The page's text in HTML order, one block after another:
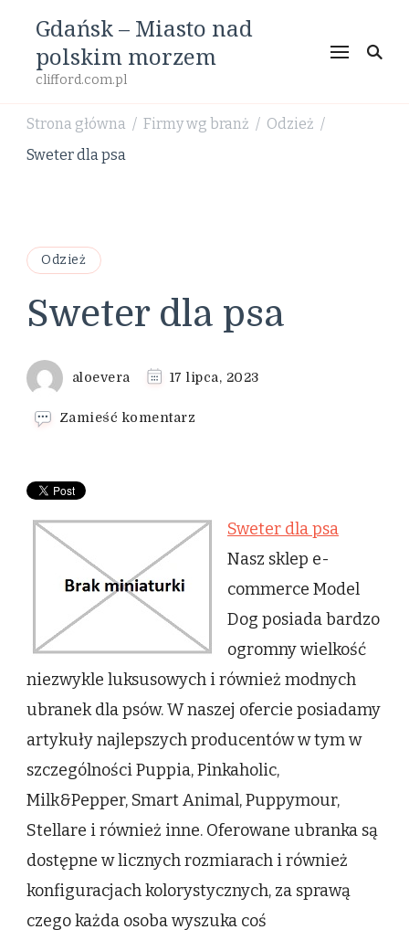
Gdańsk – Miasto nad
polskim morzem
clifford.com.pl
Strona główna / Firmy wg branż / Odzież /
Sweter dla psa
Odzież
Sweter dla psa
aloevera 17 lipca, 2023
Zamieść komentarz
Sweter dla psa
Nasz sklep e-
commerce Model
Dog posiada bardzo
ogromny wielkość
niezwykle luksusowych i również modnych
ubranek dla psów. W naszej ofercie posiadamy
artykuły najlepszych producentów w tym w
szczególności Puppia, Pinkaholic,
Milk&Pepper, Smart Animal, Puppymour,
Stellare i również inne. Oferowane ubranka są
dostępne w licznych rozmiarach i również
konfiguracjach kolorystycznych, za sprawą
czego każda osoba wyszuka coś